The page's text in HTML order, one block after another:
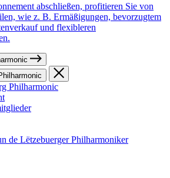
abschließen, profitieren Sie von
wie z. B. Ermäßigungen, bevorzugtem
und flexibleren
Philharmonic
de Lëtzebuerger Philharmoniker